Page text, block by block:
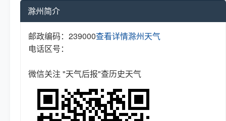
滁州简介
邮政编码：239000
电话区号：
查看详情滁州天气
微信关注 "天气后报"查历史天气